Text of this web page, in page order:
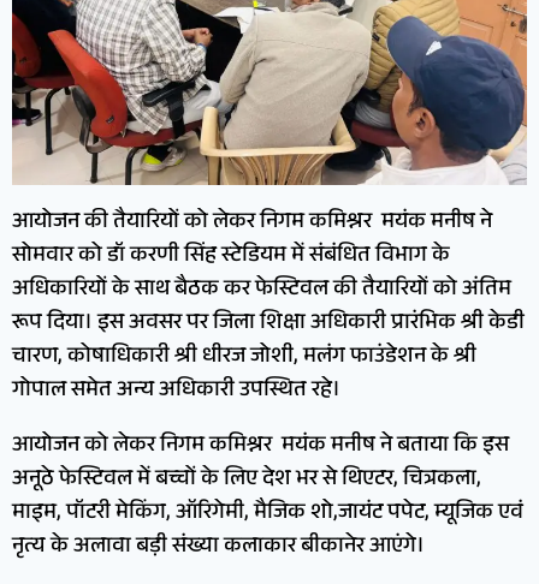
आयोजन की तैयारियों को लेकर निगम कमिश्नर मयंक मनीष ने
सोमवार को डॉ करणी सिंह स्टेडियम में संबंधित विभाग के
अधिकारियों के साथ बैठक कर फेस्टिवल की तैयारियों को अंतिम
रूप दिया। इस अवसर पर जिला शिक्षा अधिकारी प्रारंभिक श्री केडी
चारण, कोषाधिकारी श्री धीरज जोशी, मलंग फाउंडेशन के श्री
गोपाल समेत अन्य अधिकारी उपस्थित रहे।
आयोजन को लेकर निगम कमिश्नर मयंक मनीष ने बताया कि इस
अनूठे फेस्टिवल में बच्चों के लिए देश भर से थिएटर, चित्रकला,
माइम, पॉटरी मेकिंग, ऑरिगेमी, मैजिक शो,जायंट पपेट, म्यूजिक एवं
नृत्य के अलावा बड़ी संख्या कलाकार बीकानेर आएंगे।